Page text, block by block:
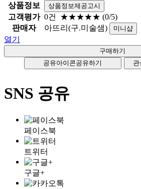
상품정보 상품정보제공고시
고객평가 0건 ★★★★★ (0/5)
판매자
아뜨리(구.미술샘) 미니샵
열기
공유아이콘공유하기
SNS 공유
페이스북
트위터
구글+